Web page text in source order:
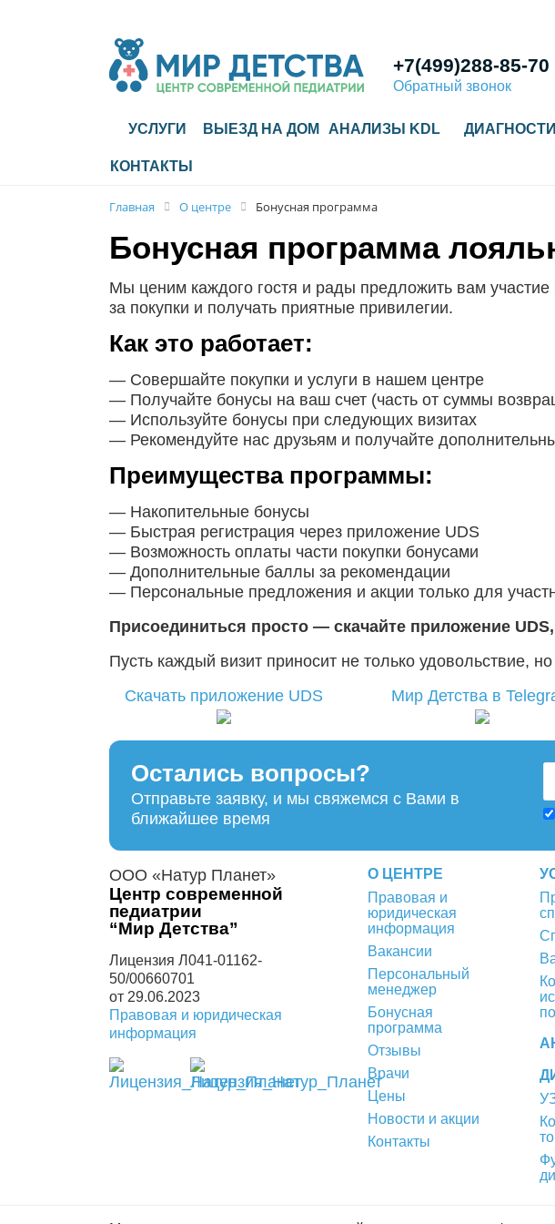
+7(499)288-85-70
Обратный звонок
УСЛУГИ ВЫЕЗД НА ДОМ АНАЛИЗЫ KDL
КОНТАКТЫ
Главная О центре Бонусная программа
Бонусная программа
Мы ценим каждого гостя и рады предложить вам
за покупки и получать приятные привилегии.
Как это работает:
— Совершайте покупки и услуги в нашем центре
— Получайте бонусы на ваш счет (часть от суммы
— Используйте бонусы при следующих визитах
— Рекомендуйте нас друзьям и получайте
Преимущества программы:
— Накопительные бонусы
— Быстрая регистрация через приложение UDS
— Возможность оплаты части покупки бонусами
— Дополнительные баллы за рекомендации
— Персональные предложения и акции только для
Присоединиться просто — скачайте приложение
Пусть каждый визит приносит не только удовольствие,
Скачать приложение UDS
Мир Детства в
Остались вопросы?
Отправьте заявку, и мы свяжемся с Вами в
ближайшее время
ООО «Натур Планет»
Центр современной
педиатрии
“Мир Детства”
Лицензия Л041-01162-
50/00660701
от 29.06.2023
Правовая и юридическая
информация
О ЦЕНТРЕ
Правовая и
юридическая
информация
Вакансии
Персональный
менеджер
Бонусная
программа
Отзывы
Врачи
Цены
Новости и акции
Контакты